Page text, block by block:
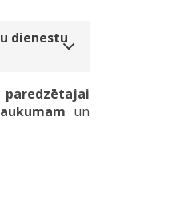
dienestu
un